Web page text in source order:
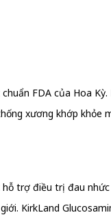
FDA của Hoa Kỳ.
xương khớp khỏe
trợ điều trị đau
KirkLand